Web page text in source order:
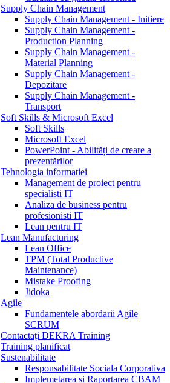
Supply Chain Management
Supply Chain Management - Initiere
Supply Chain Management -
Production Planning
Supply Chain Management -
Material Planning
Supply Chain Management -
Depozitare
Supply Chain Management -
Transport
Soft Skills & Microsoft Excel
Soft Skills
Microsoft Excel
PowerPoint - Abilități de creare a
prezentărilor
Tehnologia informatiei
Management de proiect pentru
specialisti IT
Analiza de business pentru
profesionisti IT
Lean pentru IT
Lean Manufacturing
Lean Office
TPM (Total Productive
Maintenance)
Mistake Proofing
Jidoka
Agile
Fundamentele abordarii Agile
SCRUM
Contactați DEKRA Training
Training planificat
Sustenabilitate
Responsabilitate Sociala Corporativa
Implemetarea si Raportarea CBAM